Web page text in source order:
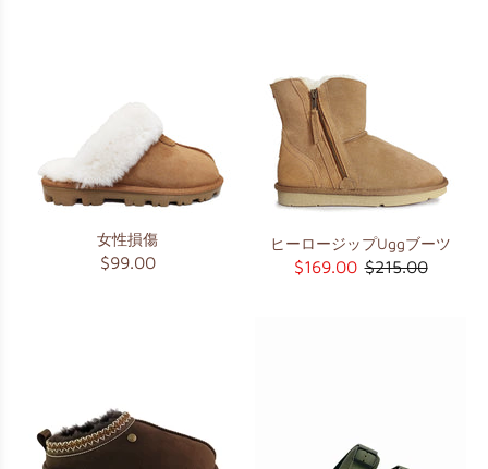
女性損傷
$99.00
ヒーロージップUggブーツ
$169.00 $215.00